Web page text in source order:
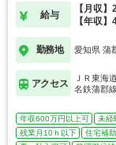
給与
【月収
【年収
勤務地 愛知県 蒲
アクセス
ＪＲ東海
名鉄蒲郡
年収600万円以上可 未経
残業月10ｈ以下
住宅補